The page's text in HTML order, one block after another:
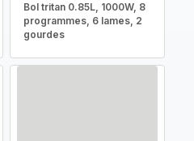
Bol tritan 0.85L, 1000W, 8
programmes, 6 lames, 2
gourdes